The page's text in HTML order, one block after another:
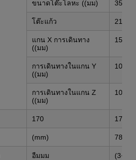
ขนาดโต๊ะโลหะ ((มม)
โต๊ะแก้ว
แกน X การเดินทาง
((มม)
150
การเดินทางในแกน Y
((มม)
100
การเดินทางในแกน Z
((มม)
100
170 175
(mm)
อืมมม (3+L/